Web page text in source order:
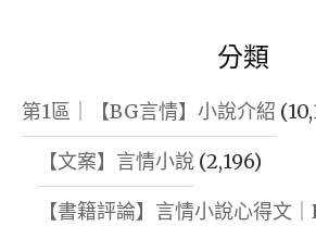
分類
第1區｜【BG言情】小說介紹
【文案】言情小說 (2,196)
【書籍評論】言情小說心得文